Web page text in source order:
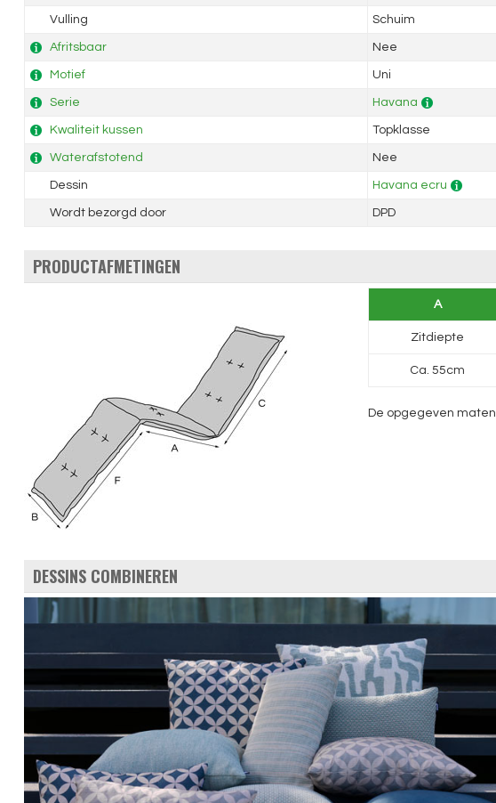
Vulling Schuim
Afritsbaar Nee
Motief Uni
Serie Havana
Kwaliteit kussen Topklasse
Waterafstotend Nee
Dessin Havana ecru
Wordt bezorgd door DPD
PRODUCTAFMETINGEN
A
Zitdiepte
Ca. 55cm
De opgegeven
DESSINS COMBINEREN